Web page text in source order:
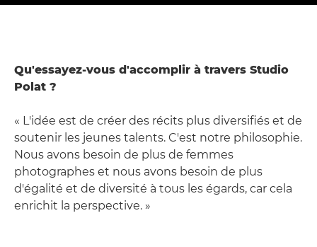
Qu'essayez-vous d'accomplir à travers Studio
Polat ?
« L'idée est de créer des récits plus diversifiés et de
soutenir les jeunes talents. C'est notre philosophie.
Nous avons besoin de plus de femmes
photographes et nous avons besoin de plus
d'égalité et de diversité à tous les égards, car cela
enrichit la perspective. »